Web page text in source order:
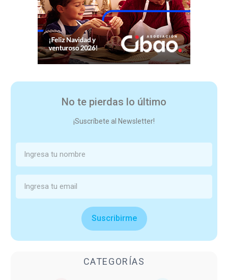
No te pierdas lo último
¡Suscríbete al Newsletter!
Suscribirme
CATEGORÍAS